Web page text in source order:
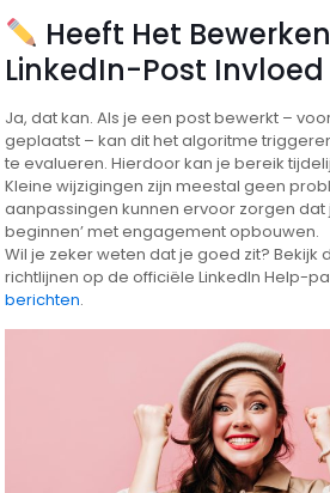
Heeft Het
LinkedIn-Post Invloed
Ja, dat kan. Als je een post bewerkt –
geplaatst – kan dit het algoritme
te evalueren. Hierdoor kan je bereik
Kleine wijzigingen zijn meestal geen
aanpassingen kunnen ervoor zorgen dat
beginnen’ met engagement opbouwen.
Wil je zeker weten dat je goed zit? Bekijk
richtlijnen op de officiële LinkedIn Help-
berichten.